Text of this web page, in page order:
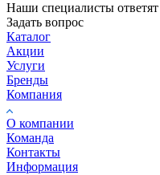
Наши специалисты
Задать вопрос
Каталог
Акции
Услуги
Бренды
Компания
О компании
Команда
Контакты
Информация